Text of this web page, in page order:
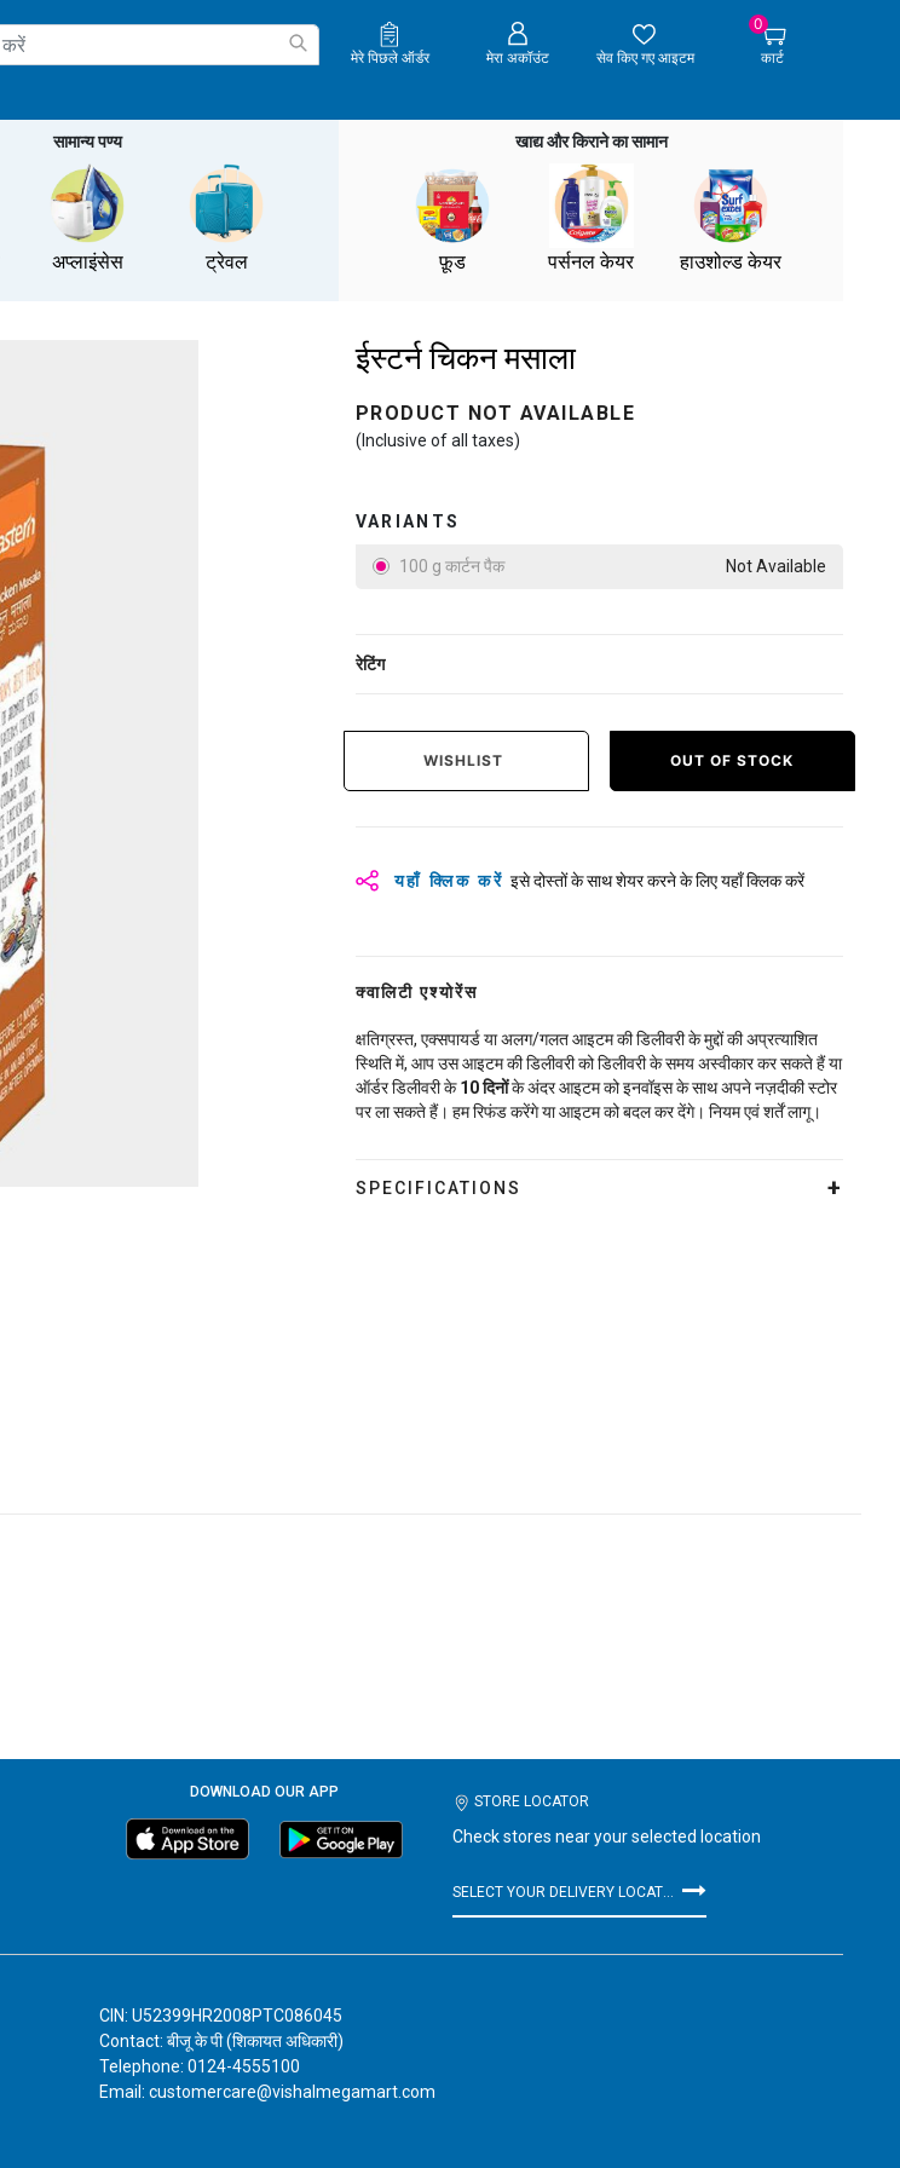
मेरे पिछले ऑर्डर मेरा अकॉउंट सेव किए गए आइटम
0
कार्ट
सामान्य पण्य
अप्लाइंसेस ट्रेवल
खाद्य और किराने का सामान
फ़ूड पर्सनल केयर हाउशोल्ड केयर
ईस्टर्न चिकन मसाला
PRODUCT NOT AVAILABLE
(Inclusive of all taxes)
VARIANTS
100 g कार्टन पैक Not Available
रेटिंग
WISHLIST OUT OF STOCK
यहाँ क्लिक करें इसे दोस्तों के साथ शेयर करने के लिए यहाँ क्लिक करें
क्वालिटी एश्योरेंस
क्षतिग्रस्त, एक्सपायर्ड या अलग/गलत आइटम की डिलीवरी के मुद्दों की अप्रत्याशित
स्थिति में, आप उस आइटम की डिलीवरी को डिलीवरी के समय अस्वीकार कर सकते हैं या
ऑर्डर डिलीवरी के 10दिनोंके अंदर आइटम को इनवॉइस के साथ अपने नज़दीकी स्टोर
पर ला सकते हैं। हम रिफंड करेंगे या आइटम को बदल कर देंगे। नियम एवं शर्तें लागू।
SPECIFICATIONS
DOWNLOAD OUR APP
STORE LOCATOR
Check stores near your selected location
CIN: U52399HR2008PTC086045
Contact: बीजू के पी (शिकायत अधिकारी)
Telephone: 0124-4555100
Email: customercare@vishalmegamart.com